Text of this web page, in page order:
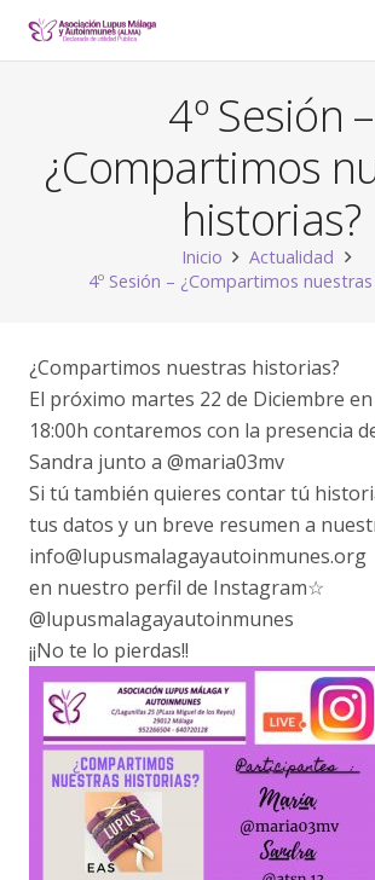
4º Sesión –
¿Compartimos
historias?
Inicio
Actualidad
4º Sesión – ¿Compartimos
¿Compartimos nuestras historias?
El próximo martes 22 de Diciembre
18:00h contaremos con la presencia
Sandra junto a @maria03mv
Si tú también quieres contar tú
tus datos y un breve resumen a
info@lupusmalagayautoinmunes.org
en nuestro perfil de Instagram☆
@lupusmalagayautoinmunes
¡¡No te lo pierdas!!